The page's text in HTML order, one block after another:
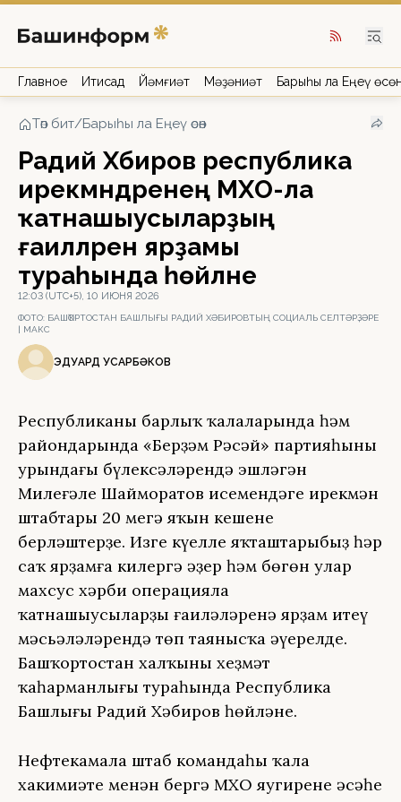
Главное Иҡтисад Йәмғиәт Мәҙәниәт Барыһы ла Еңеү
Төп бит/Барыһы ла Еңеү өсөн
Радий Хәбиров республика
ирекмәндәренең МХО-ла
ҡатнашыусыларҙың
ғаиләләренә ярҙамы
тураһында һөйләне
12:03 (UTC+5), 10 ИЮНЯ 2026
ФОТО: БАШҠОРТОСТАН БАШЛЫҒЫ РАДИЙ ХӘБИРОВТЫҢ СОЦИАЛЬ СЕЛТӘРҘӘРЕ
| МАКС
ЭДУАРД ҠУСҠАРБӘКОВ
Республиканың барлыҡ ҡалаларында һәм
райондарында «Берҙәм Рәсәй» партияһының
урындағы бүлексәләрендә эшләгән
Миңлеғәле Шайморатов исемендәге ирекмән
штабтары 20 меңгә яҡын кешене
берләштерҙе. Изге күңелле яҡташтарыбыҙ һәр
саҡ ярҙамға килергә әҙер һәм бөгөн улар
махсус хәрби операцияла
ҡатнашыусыларҙың ғаиләләренә ярҙам итеү
мәсьәләләрендә төп таянысҡа әүерелде.
Башҡортостан халҡының хеҙмәт
ҡаһарманлығы тураһында Республика
Башлығы Радий Хәбиров һөйләне.
Нефтекамала штаб командаһы ҡала
хакимиәте менән бергә МХО яугиренең әсәһе